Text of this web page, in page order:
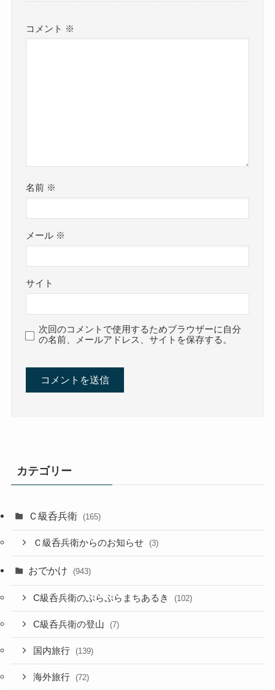
コメント ※
名前 ※
メール ※
サイト
次回のコメントで使用するためブラウザーに自分
の名前、メールアドレス、サイトを保存する。
カテゴリー
Ｃ級呑兵衛 (165)
Ｃ級呑兵衛からのお知らせ (3)
おでかけ (943)
C級呑兵衛のぷらぷらまちあるき (102)
C級呑兵衛の登山 (7)
国内旅行 (139)
海外旅行 (72)